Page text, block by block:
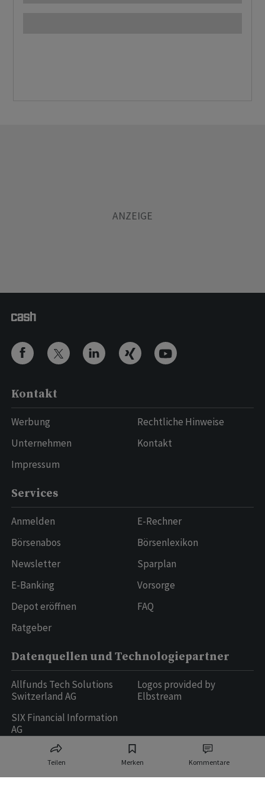
Teilen Merken Kommentare
Kontakt
Werbung
Unternehmen
Impressum
Rechtliche Hinweise
Kontakt
Services
Anmelden
Börsenabos
Newsletter
E-Banking
Depot eröffnen
Ratgeber
E-Rechner
Börsenlexikon
Sparplan
Vorsorge
FAQ
Datenquellen und Technologiepartner
Allfunds Tech Solutions
Switzerland AG
SIX Financial Information
AG
Logos provided by
Elbstream